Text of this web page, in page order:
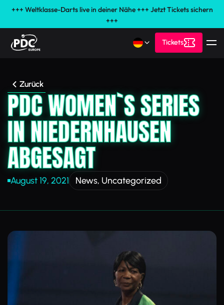
+++ Weltklasse-Darts live in deiner Nähe +++ Jetzt Tickets sichern
+++
Tickets
Zurück
PDC WOMEN`S SERIES
IN NIEDERNHAUSEN
ABGESAGT
August 19, 2021 News, Uncategorized